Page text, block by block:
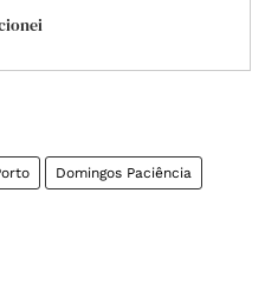
Domingos Paciência